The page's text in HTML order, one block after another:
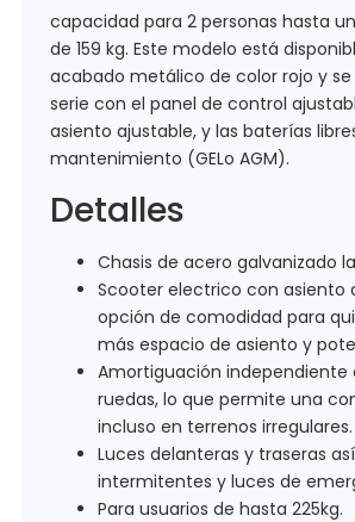
capacidad para 2 personas hasta
de 159 kg. Este modelo está
acabado metálico de color rojo y
serie con el panel de control
asiento ajustable, y las baterías
mantenimiento (GELo AGM).
Detalles
Chasis de acero galvanizado
Scooter electrico con asiento
opción de comodidad para
más espacio de asiento y
Amortiguación independiente
ruedas, lo que permite una
incluso en terrenos irregulares.
Luces delanteras y traseras
intermitentes y luces de
Para usuarios de hasta 225kg.